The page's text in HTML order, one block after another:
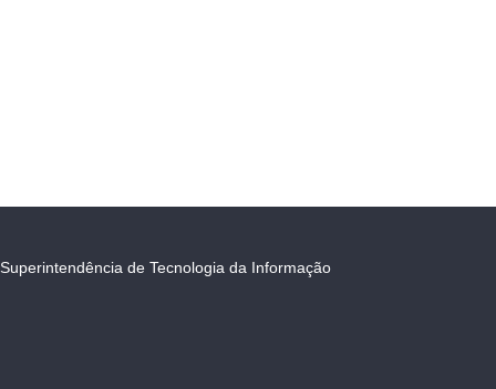
Superintendência de Tecnologia da Informação